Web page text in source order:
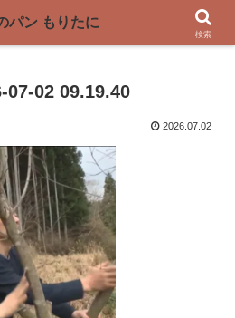
爾村の薪窯パン屋〜
02 09.19.40
2026.07.02
パン もりたに
検索